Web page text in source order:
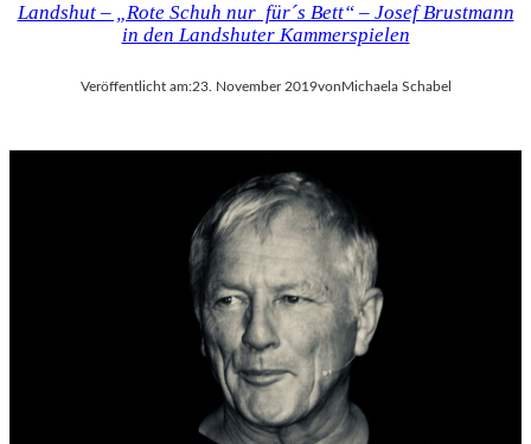
Landshut – „Rote Schuh nur für´s Bett“ – Josef Brustmann
in den Landshuter Kammerspielen
Veröffentlicht am:23. November 2019von Michaela Schabel